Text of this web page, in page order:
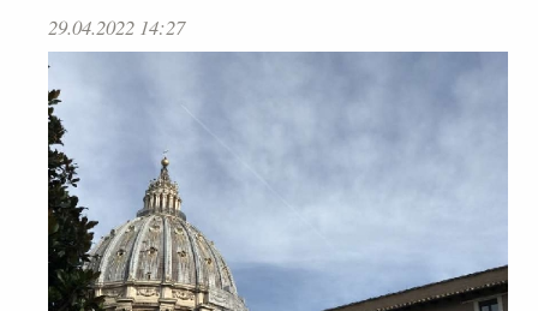
29.04.2022 14:27